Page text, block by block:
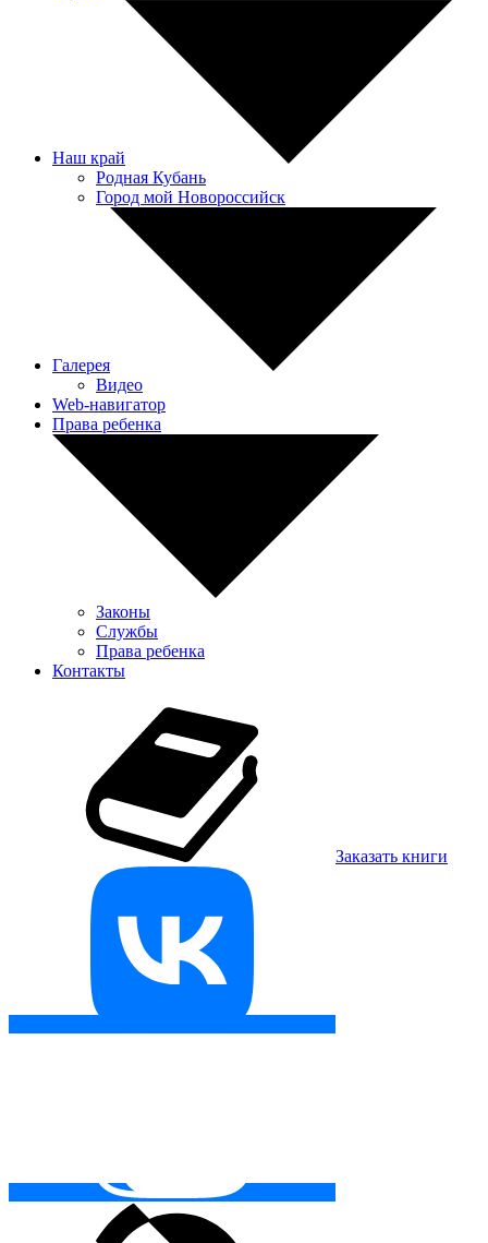
Наш край
Родная Кубань
Город мой Новороссийск
Галерея
Видео
Web-навигатор
Права ребенка
Законы
Службы
Права ребенка
Контакты
Заказать книги